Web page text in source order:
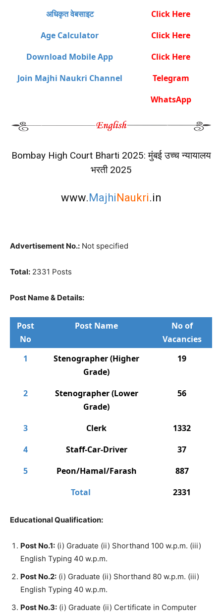
अधिकृत वेबसाइट
Click Here
Age Calculator
Click Here
Download Mobile App
Click Here
Join Majhi Naukri Channel
Telegram
WhatsApp
Bombay High Court Bharti 2025: मुंबई उच्च न्यायालय
भरती 2025
www.MajhiNaukri.in
Advertisement No.: Not specified
Total: 2331 Posts
Post Name & Details:
Post
No
Post Name
No of
Vacancies
1
Stenographer (Higher
Grade)
19
2
Stenographer (Lower
Grade)
56
3 Clerk
1332
4
Staff-Car-Driver
37
5
Peon/Hamal/Farash
887
Total
2331
Educational Qualification:
Post No.1: (i) Graduate (ii) Shorthand 100 w.p.m. (iii)
English Typing 40 w.p.m.
Post No.2: (i) Graduate (ii) Shorthand 80 w.p.m. (iii)
English Typing 40 w.p.m.
Post No.3: (i) Graduate (ii) Certificate in Computer